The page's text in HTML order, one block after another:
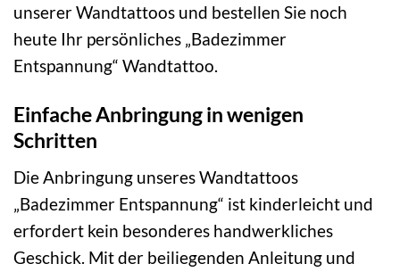
unserer Wandtattoos und bestellen Sie noch
heute Ihr persönliches „Badezimmer
Entspannung“ Wandtattoo.
Einfache Anbringung in wenigen
Schritten
Die Anbringung unseres Wandtattoos
„Badezimmer Entspannung“ ist kinderleicht und
erfordert kein besonderes handwerkliches
Geschick. Mit der beiliegenden Anleitung und